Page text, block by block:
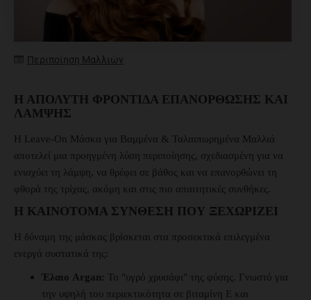
Περιποίηση Μαλλιών
Η ΑΠΌΛΥΤΗ ΦΡΟΝΤΊΔΑ ΕΠΑΝΌΡΘΩΣΗΣ ΚΑΙ
ΛΆΜΨΗΣ
Η Leave-On Μάσκα για Βαμμένα & Ταλαιπωρημένα Μαλλιά
αποτελεί μια προηγμένη λύση περιποίησης, σχεδιασμένη για να
ενισχύει τη λάμψη, να θρέφει σε βάθος και να επανορθώνει τη
φθορά της τρίχας, ακόμη και στις πιο απαιτητικές συνθήκες.
Η ΚΑΙΝΟΤΌΜΑ ΣΎΝΘΕΣΗ ΠΟΥ ΞΕΧΩΡΊΖΕΙ
Η δύναμη της μάσκας βρίσκεται στα προσεκτικά επιλεγμένα
ενεργά συστατικά της:
Έλαιο Argan:
Το "υγρό χρυσάφι" της φύσης. Γνωστό για
την υψηλή του περιεκτικότητα σε βιταμίνη Ε και